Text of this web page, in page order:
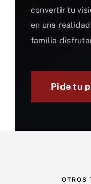
convertir tu
en una
familia
Pide tu
OTROS